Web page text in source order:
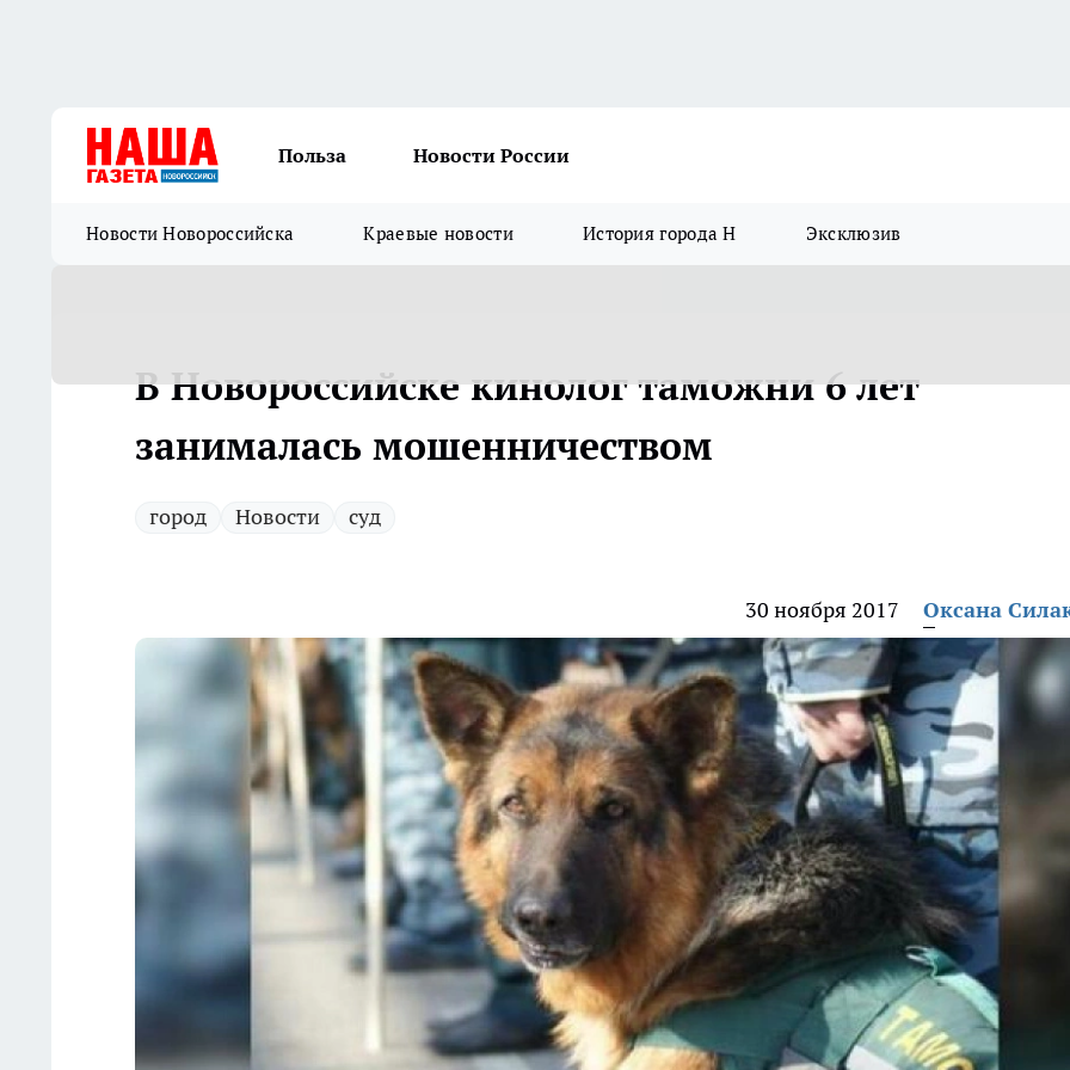
Польза Новости России
Новости Новороссийска Краевые новости История города Н Эксклюзив
В Новороссийске кинолог таможни 6 лет
занималась мошенничеством
город Новости суд
30 ноября 2017 Оксана